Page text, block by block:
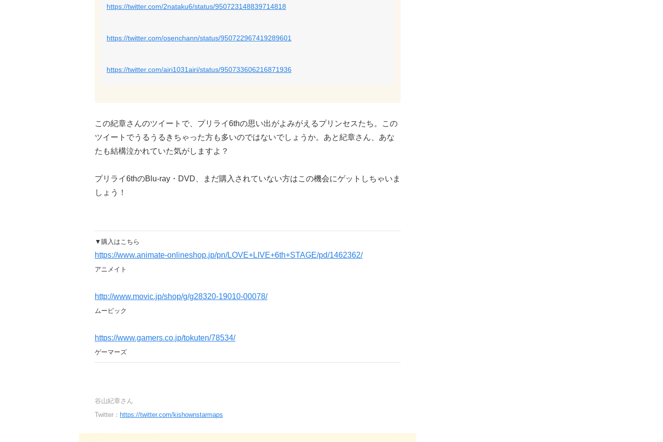
https://twitter.com/2nataku6/status/950723148839714818
https://twitter.com/osenchann/status/950722967419289601
https://twitter.com/airi1031airi/status/950733606216871936
この紀章さんのツイートで、プリライ6thの思い出がよみがえるプリンセスたち。この
ツイートでうるうるきちゃった方も多いのではないでしょうか。あと紀章さん、あな
たも結構泣かれていた気がしますよ？
プリライ6thのBlu-ray・DVD、まだ購入されていない方はこの機会にゲットしちゃいま
しょう！
▼購入はこちら
https://www.animate-onlineshop.jp/pn/LOVE+LIVE+6th+STAGE/pd/1462362/
アニメイト
http://www.movic.jp/shop/g/g28320-19010-00078/
ムービック
https://www.gamers.co.jp/tokuten/78534/
ゲーマーズ
谷山紀章さん
Twitter： https://twitter.com/kishownstarmaps